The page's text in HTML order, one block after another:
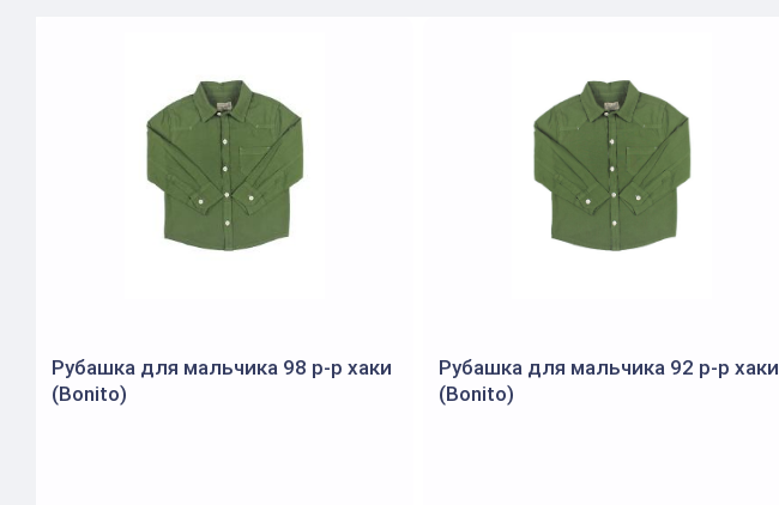
Рубашка для мальчика 98 р-р хаки
(Bonito)
Рубашка для мальчика 92 р-р хаки
(Bonito)